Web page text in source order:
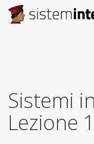
Sistemi
Lezione